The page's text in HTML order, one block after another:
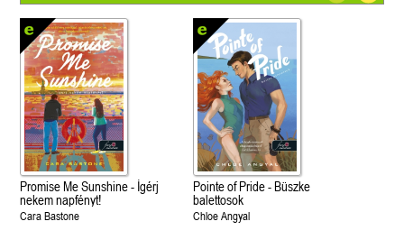
Promise Me Sunshine - Ígérj
nekem napfényt!
Cara Bastone
Pointe of Pride - Büszke
balettosok
Chloe Angyal